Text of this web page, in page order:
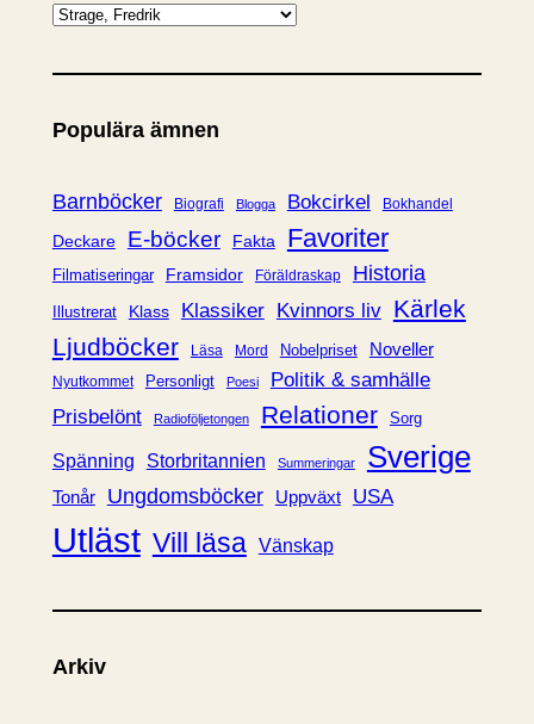
K
t
g
r
i
Populära ämnen
Barnböcker Biografi Blogga Bokcirkel Bokhandel
Deckare E-böcker Fakta Favoriter
Filmatiseringar Framsidor Föräldraskap Historia
Illustrerat Klass Klassiker Kvinnors liv Kärlek
Ljudböcker
Läsa Mord Nobelpriset Noveller
Nyutkommet Personligt Poesi
Politik & samhälle
Prisbelönt
Radioföljetongen Relationer Sorg
Spänning Storbritannien Summeringar Sverige
Tonår Ungdomsböcker Uppväxt USA
Utläst Vill läsa Vänskap
Arkiv